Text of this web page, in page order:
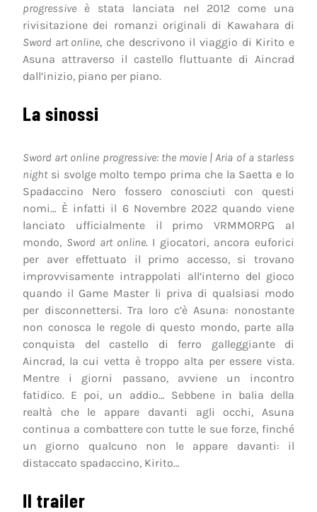
progressive è stata lanciata nel 2012 come una
rivisitazione dei romanzi originali di Kawahara di
Sword art online, che descrivono il viaggio di Kirito e
Asuna attraverso il castello fluttuante di Aincrad
dall’inizio, piano per piano.
La sinossi
Sword art online progressive: the movie | Aria of a starless
nightsi svolge molto tempo prima che la Saetta e lo
Spadaccino Nero fossero conosciuti con questi
nomi… È infatti il 6 Novembre 2022 quando viene
lanciato ufficialmente il primo VRMMORPG al
mondo, Sword art online. I giocatori, ancora euforici
per aver effettuato il primo accesso, si trovano
improvvisamente intrappolati all’interno del gioco
quando il Game Master li priva di qualsiasi modo
per disconnettersi. Tra loro c’è Asuna: nonostante
non conosca le regole di questo mondo, parte alla
conquista del castello di ferro galleggiante di
Aincrad, la cui vetta è troppo alta per essere vista.
Mentre i giorni passano, avviene un incontro
fatidico. E poi, un addio… Sebbene in balia della
realtà che le appare davanti agli occhi, Asuna
continua a combattere con tutte le sue forze, finché
un giorno qualcuno non le appare davanti: il
distaccato spadaccino, Kirito…
Il trailer